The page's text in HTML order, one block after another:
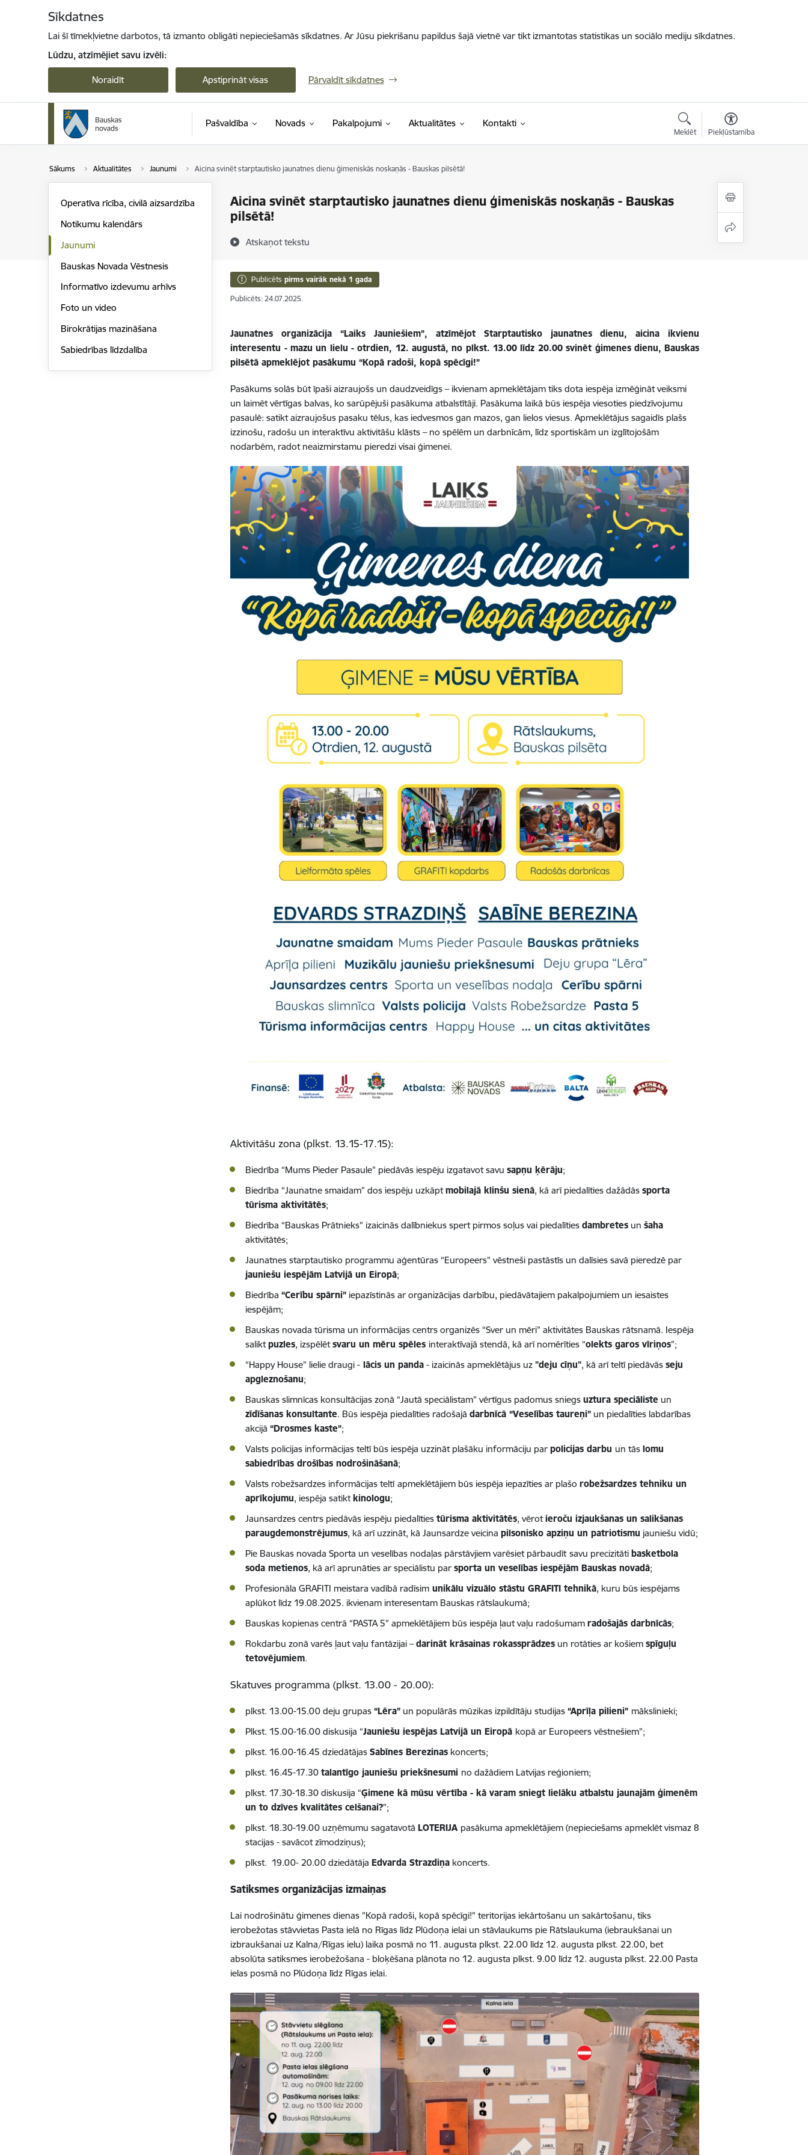
Sīkdatnes
Lai šī tīmekļvietne darbotos, tā izmanto obligāti nepieciešamās sīkdatnes. Ar Jūsu piekrišanu papildus šajā vietnē var tikt izmantotas statistikas un sociālo mediju sīkdatnes.
Lūdzu, atzīmējiet savu izvēli:
Noraidīt Apstiprināt visas Pārvaldīt sīkdatnes
Pašvaldība Novads Pakalpojumi Aktualitātes Kontakti
Meklēt Piekļūstamība
Sākums Aktualitātes Jaunumi Aicina svinēt starptautisko jaunatnes dienu ģimeniskās noskaņās - Bauskas pilsētā!
Aicina svinēt starptautisko jaunatnes dienu ģimeniskās noskaņās - Bauskas
pilsētā!
Atskaņot tekstu
Operatīva rīcība, civilā aizsardzība
Notikumu kalendārs
Jaunumi
Bauskas Novada Vēstnesis
Informatīvo izdevumu arhīvs
Foto un video
Birokrātijas mazināšana
Sabiedrības līdzdalība
Publicēts pirms vairāk nekā 1 gada
Publicēts: 24.07.2025.
Jaunatnes organizācija “Laiks Jauniešiem”, atzīmējot Starptautisko jaunatnes dienu, aicina ikvienu
interesentu - mazu un lielu - otrdien, 12. augustā, no plkst. 13.00 līdz 20.00 svinēt ģimenes dienu, Bauskas
pilsētā apmeklējot pasākumu “Kopā radoši, kopā spēcīgi!”
Pasākums solās būt īpaši aizraujošs un daudzveidīgs – ikvienam apmeklētājam tiks dota iespēja izmēģināt veiksmi
un laimēt vērtīgas balvas, ko sarūpējuši pasākuma atbalstītāji. Pasākuma laikā būs iespēja viesoties piedzīvojumu
pasaulē: satikt aizraujošus pasaku tēlus, kas iedvesmos gan mazos, gan lielos viesus. Apmeklētājus sagaidīs plašs
izzinošu, radošu un interaktīvu aktivitāšu klāsts – no spēlēm un darbnīcām, līdz sportiskām un izglītojošām
nodarbēm, radot neaizmirstamu pieredzi visai ģimenei.
Aktivitāšu zona (plkst. 13.15-17.15):
Biedrība “Mums Pieder Pasaule” piedāvās iespēju izgatavot savusapņu ķērāju;
Biedrība “Jaunatne smaidam” dos iespēju uzkāptmobilajā klinšu sienā, kā arī piedalīties dažādāssporta
tūrisma aktivitātēs;
Biedrība “Bauskas Prātnieks” izaicinās dalībniekus spert pirmos soļus vai piedalītiesdambretes unšaha
aktivitātēs;
Jaunatnes starptautisko programmu aģentūras “Europeers” vēstneši pastāstīs un dalīsies savā pieredzē par
jauniešu iespējām Latvijā un Eiropā;
Biedrība“Cerību spārni” iepazīstinās ar organizācijas darbību, piedāvātajiem pakalpojumiem un iesaistes
iespējām;
Bauskas novada tūrisma un informācijas centrs organizēs “Sver un mēri” aktivitātes Bauskas rātsnamā. Iespēja
saliktpuzles, izspēlētsvaru un mēru spēles interaktīvajā stendā, kā arī nomērīties “olekts garos vīriņos”;
“Happy House” lielie draugi - lācis un panda - izaicinās apmeklētājus uz"deju cīņu", kā arī teltī piedāvāsseju
apgleznošanu;
Bauskas slimnīcas konsultācijas zonā “Jautā speciālistam” vērtīgus padomus sniegsuztura speciāliste un
zīdīšanas konsultante. Būs iespēja piedalīties radošajādarbnīcā “Veselības taureņi” un piedalīties labdarības
akcijā“Drosmes kaste”;
Valsts policijas informācijas teltī būs iespēja uzzināt plašāku informāciju parpolicijas darbu un tāslomu
sabiedrības drošības nodrošināšanā;
Valsts robežsardzes informācijas teltī apmeklētājiem būs iespēja iepazīties ar plašorobežsardzes tehniku un
aprīkojumu, iespēja satiktkinologu;
Jaunsardzes centrs piedāvās iespēju piedalītiestūrisma aktivitātēs, vērotieroču izjaukšanas un salikšanas
paraugdemonstrējumus, kā arī uzzināt, kā Jaunsardze veicinapilsonisko apziņu un patriotismu jauniešu vidū;
Pie Bauskas novada Sporta un veselības nodaļas pārstāvjiem varēsiet pārbaudīt savu precizitātibasketbola
soda metienos, kā arī aprunāties ar speciālistu parsporta un veselības iespējām Bauskas novadā;
Profesionāla GRAFITI meistara vadībā radīsim unikālu vizuālo stāstu GRAFITI tehnikā, kuru būs iespējams
aplūkot līdz 19.08.2025. ikvienam interesentam Bauskas rātslaukumā;
Bauskas kopienas centrā “PASTA 5” apmeklētājiem būs iespēja ļaut vaļu radošumamradošajās darbnīcās;
Rokdarbu zonā varēs ļaut vaļu fantāzijai –darināt krāsainas rokassprādzes un rotāties ar košiemspīguļu
tetovējumiem.
Skatuves programma (plkst. 13.00 - 20.00):
plkst. 13.00-15.00 deju grupas“Lēra” un populārās mūzikas izpildītāju studijas“Aprīļa pilieni” mākslinieki;
Plkst. 15.00-16.00 diskusija “Jauniešu iespējas Latvijā un Eiropā kopā ar Europeers vēstnešiem”;
plkst. 16.00-16.45 dziedātājasSabīnes Berezinas koncerts;
plkst. 16.45-17.30talantīgo jauniešu priekšnesumi no dažādiem Latvijas reģioniem;
plkst. 17.30-18.30 diskusija “Ģimene kā mūsu vērtība - kā varam sniegt lielāku atbalstu jaunajām ģimenēm
un to dzīves kvalitātes celšanai?”;
plkst. 18.30-19.00 uzņēmumu sagatavotāLOTERIJA pasākuma apmeklētājiem (nepieciešams apmeklēt vismaz 8
stacijas - savācot zīmodziņus);
plkst. 19.00- 20.00 dziedātājaEdvarda Strazdiņa koncerts.
Satiksmes organizācijas izmaiņas
Lai nodrošinātu ģimenes dienas "Kopā radoši, kopā spēcīgi!" teritorijas iekārtošanu un sakārtošanu, tiks
ierobežotas stāvvietas Pasta ielā no Rīgas līdz Plūdoņa ielai un stāvlaukums pie Rātslaukuma (iebraukšanai un
izbraukšanai uz Kalna/Rīgas ielu) laika posmā no 11. augusta plkst. 22.00 līdz 12. augusta plkst. 22.00, bet
absolūta satiksmes ierobežošana - bloķēšana plānota no 12. augusta plkst. 9.00 līdz 12. augusta plkst. 22.00 Pasta
ielas posmā no Plūdoņa līdz Rīgas ielai.